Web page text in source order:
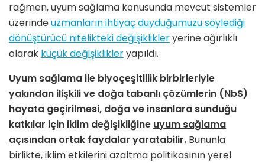
rağmen, uyum sağlama konusunda mevcut sistemler
üzerindeuzmanların ihtiyaç duyduğumuzu söylediği
dönüştürücü nitelikteki değişiklikleryerine ağırlıklı
olarak küçük değişiklikleryapıldı.
Uyum sağlama ile biyoçeşitlilik birbirleriyle
yakından ilişkili ve doğa tabanlı çözümlerin (NbS)
hayata geçirilmesi, doğa ve insanlara sunduğu
katkılar için iklim değişikliğine uyum sağlama
açısından ortak faydalar yaratabilir. Bununla
birlikte, iklim etkilerini azaltma politikasının yerel